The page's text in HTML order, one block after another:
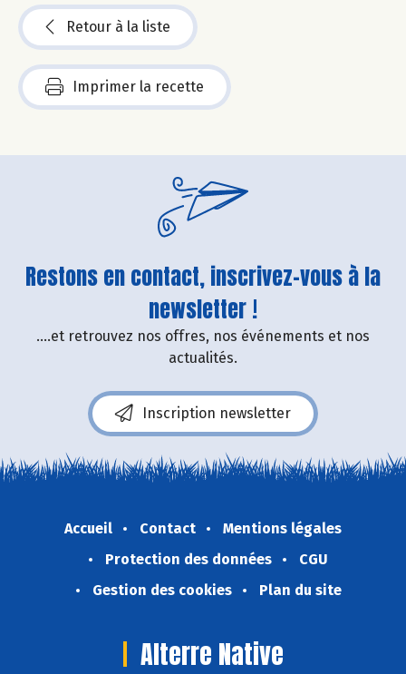
Retour à la liste
Imprimer la recette
Restons en contact, inscrivez-vous à la
newsletter !
....et retrouvez nos offres, nos événements et nos
actualités.
Inscription newsletter
Accueil Contact
Mentions légales
Protection des données
CGU
Gestion des cookies
Plan du site
Alterre Native